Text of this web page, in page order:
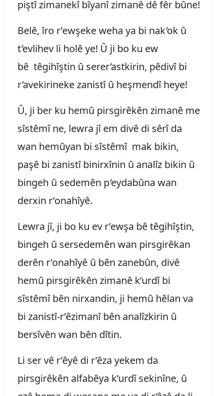
piştî zimanekî bîyanî zimanê dê fêr bûne!
Belê, îro r’ewşeke weha ya bi nak’ok û
t’evlihev li holê ye! Û ji bo ku ew
bê têgihîştin û serer’astkirin, pêdivî bi
r’avekirineke zanistî û heşmendî heye!
Û, ji ber ku hemû pirsgirêkên zimanê me
sîstêmî ne, lewra jî em divê di sêrî da
wan hemûyan bi sîstêmî mak bikin,
paşê bi zanistî binirxînin û analîz bikin û
bingeh û sedemên p’eydabûna wan
derxin r’onahîyê.
Lewra jî, ji bo ku ev r’ewşa bê têgihîştin,
bingeh û sersedemên wan pirsgirêkan
derên r’onahîyê û bên zanebûn, divê
hemû pirsgirêkên zimanê k’urdî bi
sîstêmî bên nirxandin, ji hemû hêlan va
bi zanistî-r’êzimanî bên analîzkirin û
bersîvên wan bên dîtin.
Li ser vê r’êyê di r’êza yekem da
pirsgirêkên alfabêya k’urdî sekinîne, û